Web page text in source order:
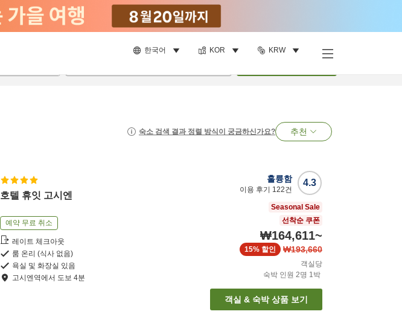
한국어 KOR KRW
숙소 검색 결과 정렬 방식이 궁금하신가요? 추천
호텔 휴잇 고시엔
예약 무료 취소
레이트 체크아웃
룸 온리 (식사 없음)
욕실 및 화장실 있음
고시엔역에서 도보 4분
4.3
훌륭함
이용 후기 122건
Seasonal Sale
선착순 쿠폰
₩164,611~
₩193,660
15% 할인
객실당
숙박 인원 2명 1박
객실 & 숙박 상품 보기